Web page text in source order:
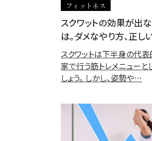
フィットネス
スクワットの効果が出
は。ダメなやり方、正し
スクワットは下半身の代表
家で行う筋トレメニュー
しょう。 しかし、姿勢や…